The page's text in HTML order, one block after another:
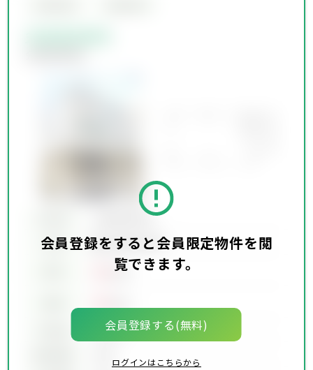
会員登録をすると会員限定物件を閲
覧できます。
会員登録する(無料)
ログインはこちらから
会員限定物件
交通
会員限定物件
万円
00万円